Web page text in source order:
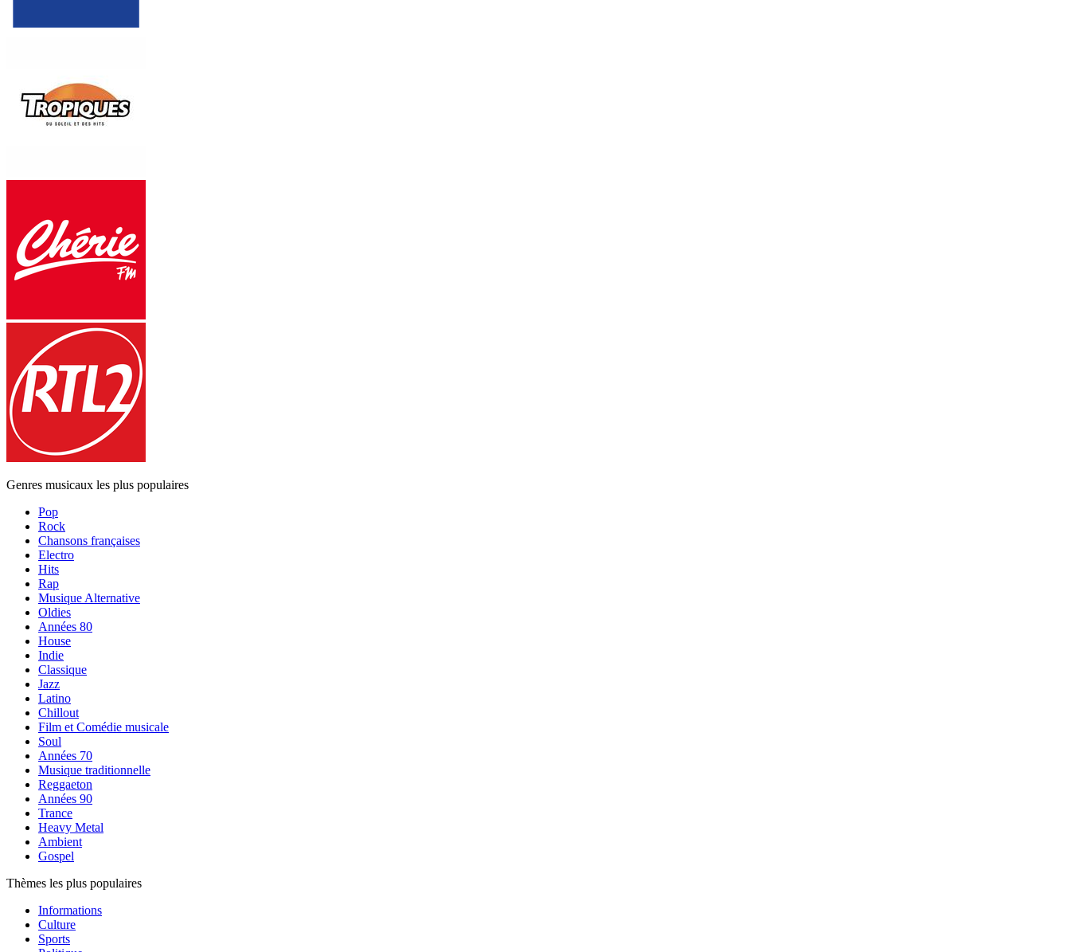
Genres musicaux les plus populaires
Pop
Rock
Chansons françaises
Electro
Hits
Rap
Musique Alternative
Oldies
Années 80
House
Indie
Classique
Jazz
Latino
Chillout
Film et Comédie musicale
Soul
Années 70
Musique traditionnelle
Reggaeton
Années 90
Trance
Heavy Metal
Ambient
Gospel
Thèmes les plus populaires
Informations
Culture
Sports